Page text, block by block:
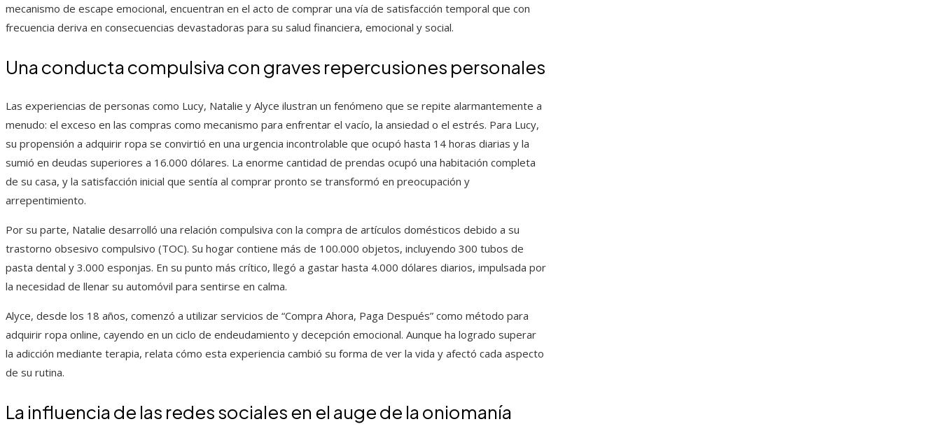
mecanismo de escape emocional, encuentran en el acto de comprar una vía de satisfacción temporal que con
frecuencia deriva en consecuencias devastadoras para su salud financiera, emocional y social.
Una conducta compulsiva con graves repercusiones personales
Las experiencias de personas como Lucy, Natalie y Alyce ilustran un fenómeno que se repite alarmantemente a
menudo: el exceso en las compras como mecanismo para enfrentar el vacío, la ansiedad o el estrés. Para Lucy,
su propensión a adquirir ropa se convirtió en una urgencia incontrolable que ocupó hasta 14 horas diarias y la
sumió en deudas superiores a 16.000 dólares. La enorme cantidad de prendas ocupó una habitación completa
de su casa, y la satisfacción inicial que sentía al comprar pronto se transformó en preocupación y
arrepentimiento.
Por su parte, Natalie desarrolló una relación compulsiva con la compra de artículos domésticos debido a su
trastorno obsesivo compulsivo (TOC). Su hogar contiene más de 100.000 objetos, incluyendo 300 tubos de
pasta dental y 3.000 esponjas. En su punto más crítico, llegó a gastar hasta 4.000 dólares diarios, impulsada por
la necesidad de llenar su automóvil para sentirse en calma.
Alyce, desde los 18 años, comenzó a utilizar servicios de “Compra Ahora, Paga Después” como método para
adquirir ropa online, cayendo en un ciclo de endeudamiento y decepción emocional. Aunque ha logrado superar
la adicción mediante terapia, relata cómo esta experiencia cambió su forma de ver la vida y afectó cada aspecto
de su rutina.
La influencia de las redes sociales en el auge de la oniomanía